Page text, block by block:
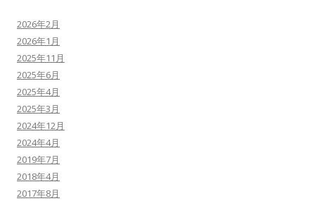
2026年2月
2026年1月
2025年11月
2025年6月
2025年4月
2025年3月
2024年12月
2024年4月
2019年7月
2018年4月
2017年8月